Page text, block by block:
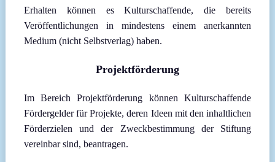
Erhalten können es Kulturschaffende, die bereits
Veröffentlichungen in mindestens einem anerkannten
Medium (nicht Selbstverlag) haben.
Projektförderung
Im Bereich Projektförderung können Kulturschaffende
Fördergelder für Projekte, deren Ideen mit den inhaltlichen
Förderzielen und der Zweckbestimmung der Stiftung
vereinbar sind, beantragen.